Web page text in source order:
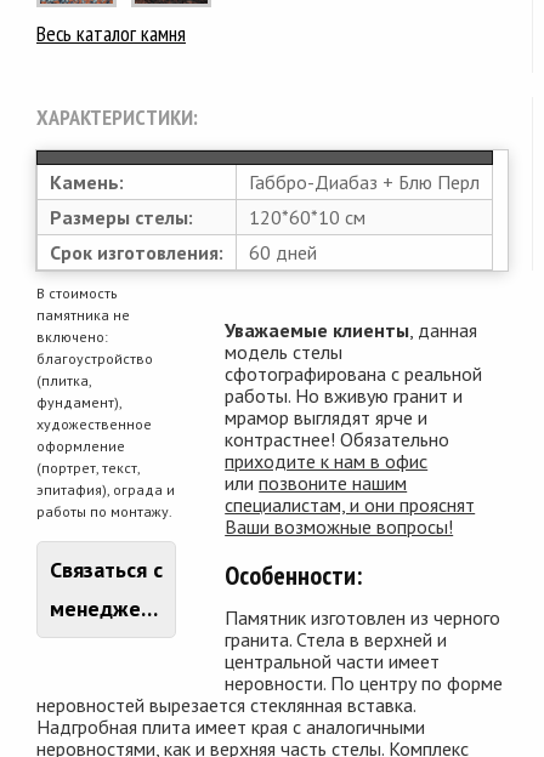
Весь каталог камня
ХАРАКТЕРИСТИКИ:
Камень:
Габбро-Диабаз + Блю Перл
Размеры стелы:
120*60*10 см
Срок изготовления:
60 дней
В стоимость
памятника не
включено:
благоустройство
(плитка,
фундамент),
художественное
оформление
(портрет, текст,
эпитафия), ограда и
работы по монтажу.
Связаться с
менеджером
Уважаемые клиенты , данная
модель стелы
сфотографирована с реальной
работы. Но вживую гранит и
мрамор выглядят ярче и
контрастнее! Обязательно
приходите к нам в офис
илипозвоните нашим
специалистам, и они прояснят
Ваши возможные вопросы!
Особенности:
Памятник изготовлен из черного
гранита. Стела в верхней и
центральной части имеет
неровности. По центру по форме
неровностей вырезается стеклянная вставка.
Надгробная плита имеет края с аналогичными
неровностями, как и верхняя часть стелы. Комплекс